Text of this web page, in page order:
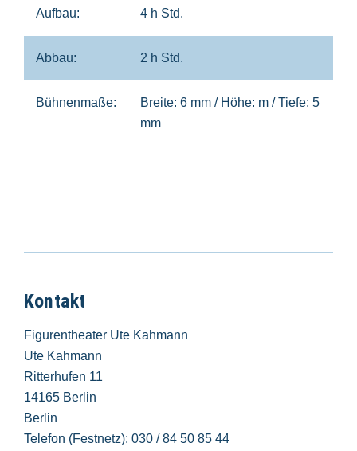
Aufbau: 4 h Std.
Abbau: 2 h Std.
Bühnenmaße:
Breite: 6 mm / Höhe: m / Tiefe: 5
mm
Kontakt
Figurentheater Ute Kahmann
Ute Kahmann
Ritterhufen 11
14165 Berlin
Berlin
Telefon (Festnetz): 030 / 84 50 85 44